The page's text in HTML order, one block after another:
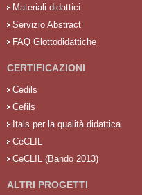
Materiali didattici
Servizio Abstract
FAQ Glottodidattiche
CERTIFICAZIONI
Cedils
Cefils
Itals per la qualità didattica
CeCLIL
CeCLIL (Bando 2013)
ALTRI PROGETTI